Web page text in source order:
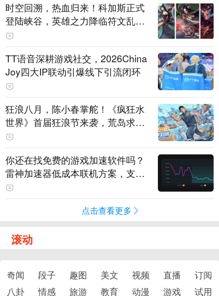
时空回溯，热血归来！科加斯正式
登陆峡谷，英雄之力降临符文乱
斗！
TT语音深耕游戏社交，2026China
Joy四大IP联动引爆线下引流闭环
狂浪八月，陈小春掌舵！《疯狂水
世界》首届狂浪节来袭，荒岛求生
直播即将开启
你还在找免费的游戏加速软件吗？
雷神加速器低成本联机方案，支持
免费试用
点击查看更多
滚动
奇闻 段子 趣图 美文 视频 直播
订阅
八卦
情感 旅游 教育 动漫 游戏 试用